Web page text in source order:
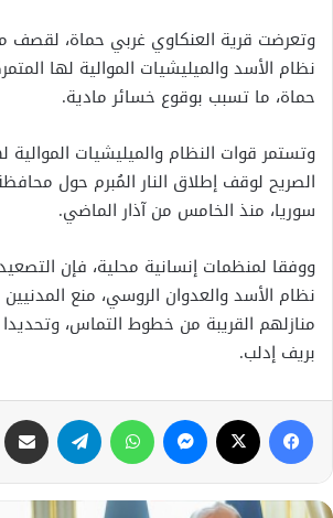
وتعرضت قرية العنكاوي غربي حماة، لقصف
نظام الأسد والميليشيات الموالية لها
حماة، ما تسبب بوقوع خسائر مادية.
وتستمر قوات النظام والميليشيات الموالية
الصريح لوقف إطلاق النار المُبرم حول
سوريا، منذ الخامس من آذار الماضي.
ووفقا لمنظمات إنسانية محلية، فإن
نظام الأسد والعدوان الروسي، منع
منازلهم القريبة من خطوط التماس،
بريف إدلب.
فيسبوك ماسنجر واتساب تيلقرام